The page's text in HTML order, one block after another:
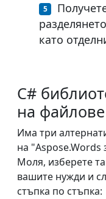
като
C#
на файлове
Има три
на "Aspose.Words
Моля, изберете
вашите нужди и
стъпка по стъпка: